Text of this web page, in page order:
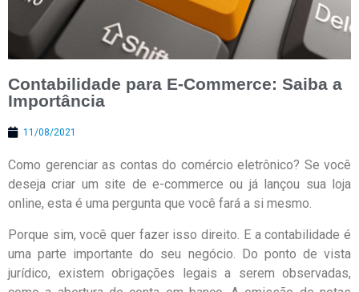
Contabilidade para E-Commerce: Saiba a
Importância
11/08/2021
Como gerenciar as contas do comércio eletrônico? Se você
deseja criar um site de e-commerce ou já lançou sua loja
online, esta é uma pergunta que você fará a si mesmo.
Porque sim, você quer fazer isso direito. E a contabilidade é
uma parte importante do seu negócio. Do ponto de vista
jurídico, existem obrigações legais a serem observadas,